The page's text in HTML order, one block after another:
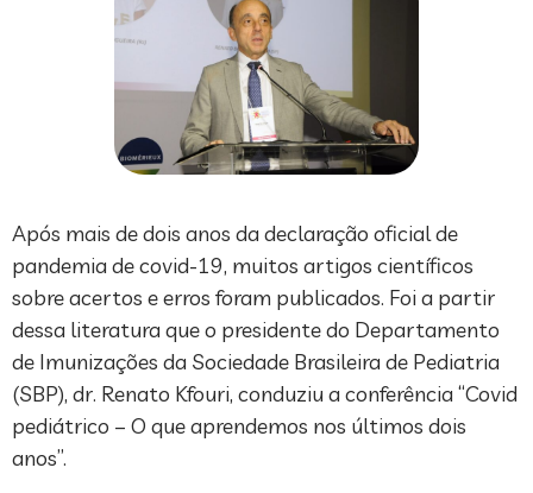
Após mais de dois anos da declaração oficial de
pandemia de covid-19, muitos artigos científicos
sobre acertos e erros foram publicados. Foi a partir
dessa literatura que o presidente do Departamento
de Imunizações da Sociedade Brasileira de Pediatria
(SBP), dr. Renato Kfouri, conduziu a conferência “Covid
pediátrico – O que aprendemos nos últimos dois
anos”.